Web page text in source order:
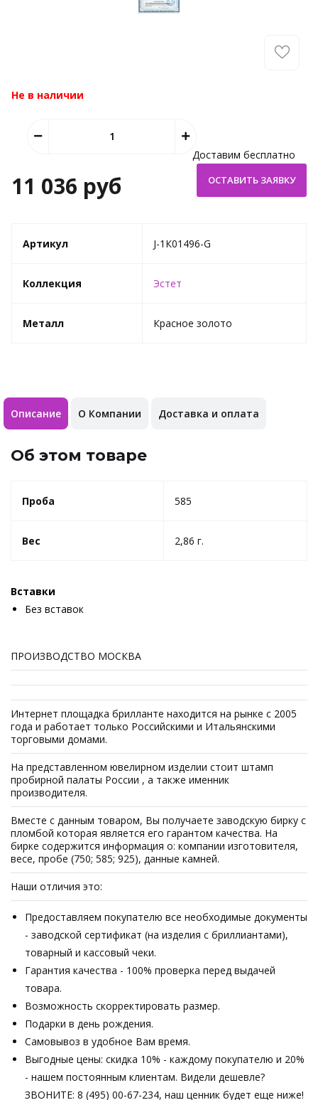
Не в наличии
11 036 руб
Доставим бесплатно
Артикул J-1К01496-G
Коллекция Эстет
Металл Красное золото
Описание О Компании Доставка и оплата
Об этом товаре
Проба 585
Вес 2,86 г.
Вставки
Без вставок
ПРОИЗВОДСТВО МОСКВА
Интернет площадка брилланте находится на рынке с 2005
года и работает только Российскими и Итальянскими
торговыми домами.
На представленном ювелирном изделии стоит штамп
пробирной палаты России , а также именник
производителя.
Вместе с данным товаром, Вы получаете заводскую бирку с
пломбой которая является его гарантом качества. На
бирке содержится информация о: компании изготовителя,
весе, пробе (750; 585; 925), данные камней.
Наши отличия это:
Предоставляем покупателю все необходимые документы
- заводской сертификат (на изделия с бриллиантами),
товарный и кассовый чеки.
Гарантия качества - 100% проверка перед выдачей
товара.
Возможность скорректировать размер.
Подарки в день рождения.
Самовывоз в удобное Вам время.
Выгодные цены: скидка 10% - каждому покупателю и 20%
- нашем постоянным клиентам. Видели дешевле?
ЗВОНИТЕ: 8 (495) 00-67-234, наш ценник будет еще ниже!